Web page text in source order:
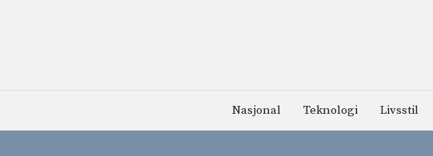
Nasjonal Teknologi Livsstil